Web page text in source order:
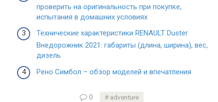
проверить на оригинальность при покупке,
испытания в домашних условиях
Технические характеристики RENAULT Duster
Внедорожник 2021: габариты (длина, ширина), вес,
дизель
Рено Симбол – обзор моделей и впечатления
0 adventure